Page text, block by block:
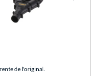
de l'original.